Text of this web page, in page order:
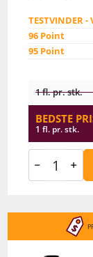
TESTVINDER -
96 Point
95 Point
1 fl. pr. stk.
BEDSTE
1 fl. pr. stk.